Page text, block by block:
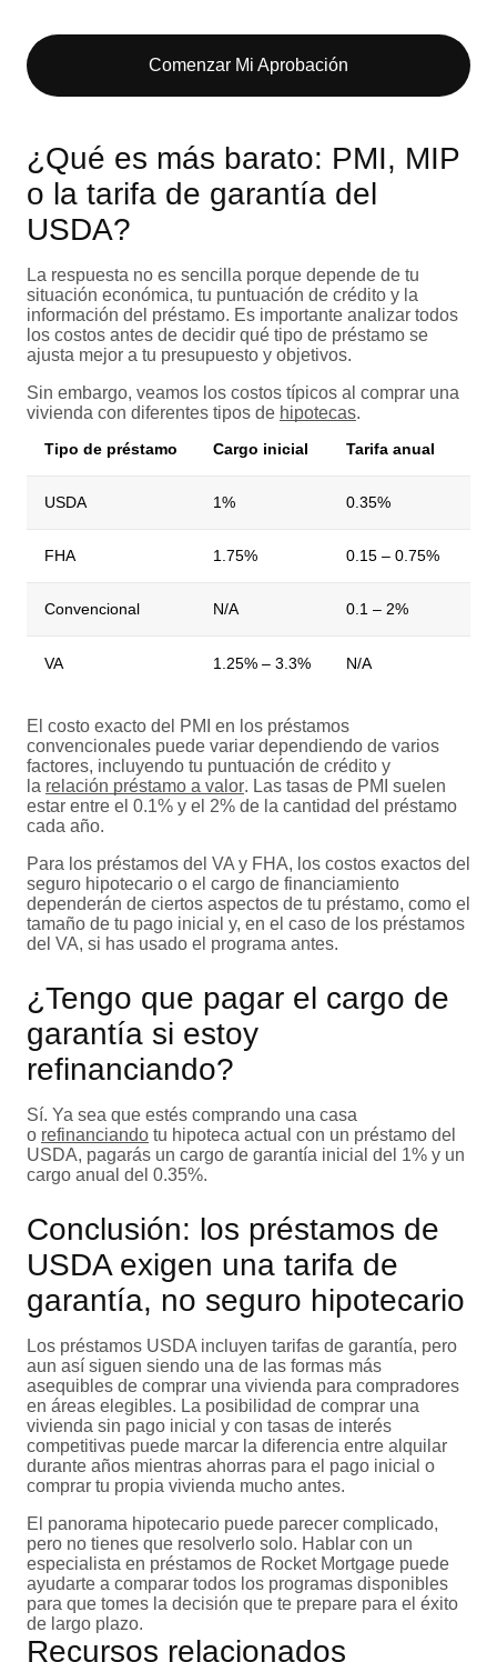
Comenzar Mi Aprobación​
¿Qué es más barato: PMI, MIP
o la tarifa de garantía del
USDA?
La respuesta no es sencilla porque depende de tu
situación económica, tu puntuación de crédito y la
información del préstamo. Es importante analizar todos
los costos antes de decidir qué tipo de préstamo se
ajusta mejor a tu presupuesto y objetivos.
Sin embargo, veamos los costos típicos al comprar una
vivienda con diferentes tipos de hipotecas.
Tipo de préstamo Cargo inicial Tarifa anual
USDA 1% 0.35%
FHA 1.75% 0.15 – 0.75%
Convencional N/A 0.1 – 2%
VA 1.25% – 3.3% N/A
El costo exacto del PMI en los préstamos
convencionales puede variar dependiendo de varios
factores, incluyendo tu puntuación de crédito y
la relación préstamo a valor. Las tasas de PMI suelen
estar entre el 0.1% y el 2% de la cantidad del préstamo
cada año.
Para los préstamos del VA y FHA, los costos exactos del
seguro hipotecario o el cargo de financiamiento
dependerán de ciertos aspectos de tu préstamo, como el
tamaño de tu pago inicial y, en el caso de los préstamos
del VA, si has usado el programa antes.
¿Tengo que pagar el cargo de
garantía si estoy
refinanciando?
Sí. Ya sea que estés comprando una casa
o refinanciando tu hipoteca actual con un préstamo del
USDA, pagarás un cargo de garantía inicial del 1% y un
cargo anual del 0.35%.
Conclusión: los préstamos de
USDA exigen una tarifa de
garantía, no seguro hipotecario
Los préstamos USDA incluyen tarifas de garantía, pero
aun así siguen siendo una de las formas más
asequibles de comprar una vivienda para compradores
en áreas elegibles. La posibilidad de comprar una
vivienda sin pago inicial y con tasas de interés
competitivas puede marcar la diferencia entre alquilar
durante años mientras ahorras para el pago inicial o
comprar tu propia vivienda mucho antes.
El panorama hipotecario puede parecer complicado,
pero no tienes que resolverlo solo. Hablar con un
especialista en préstamos de Rocket Mortgage puede
ayudarte a comparar todos los programas disponibles
para que tomes la decisión que te prepare para el éxito
de largo plazo.
Recursos relacionados